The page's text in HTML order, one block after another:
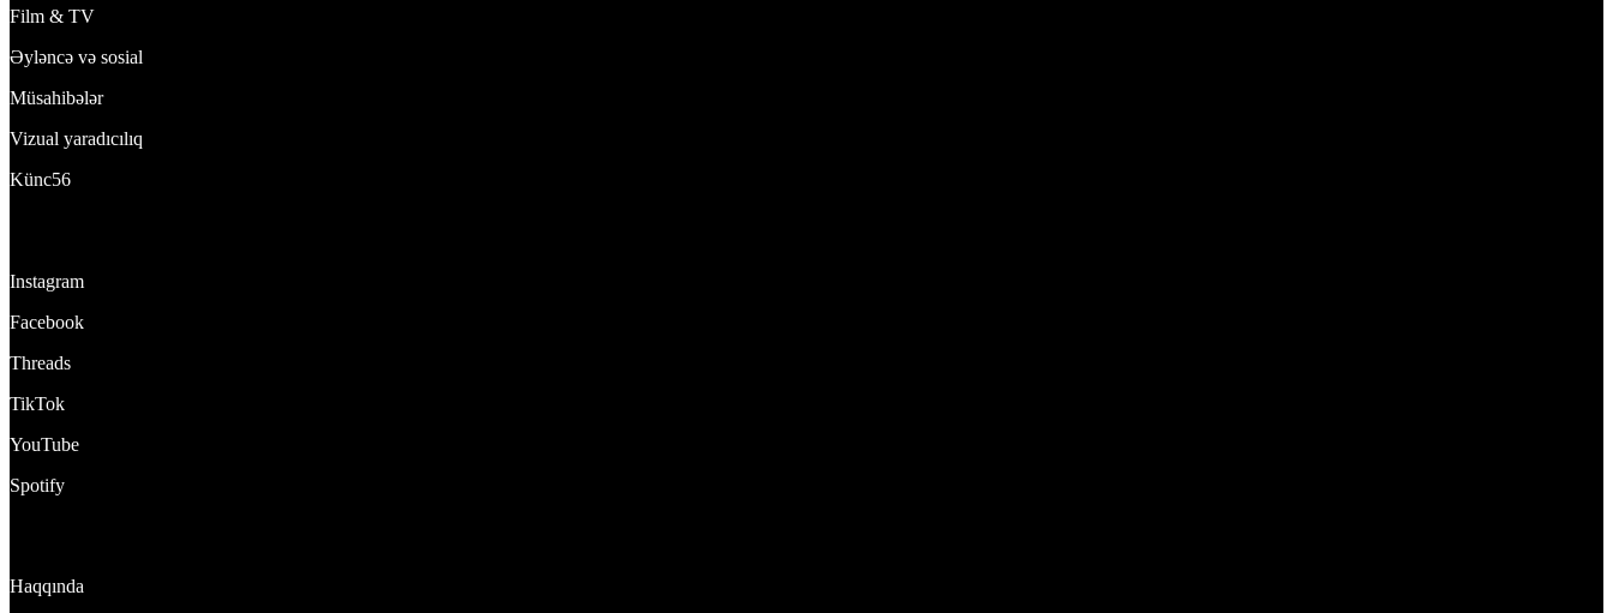
Film & TV
Əyləncə və sosial
Müsahibələr
Vizual yaradıcılıq
Künc56
Instagram
Facebook
Threads
TikTok
YouTube
Spotify
Haqqında